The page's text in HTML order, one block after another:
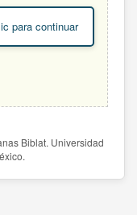
para continuar
Biblat. Universidad